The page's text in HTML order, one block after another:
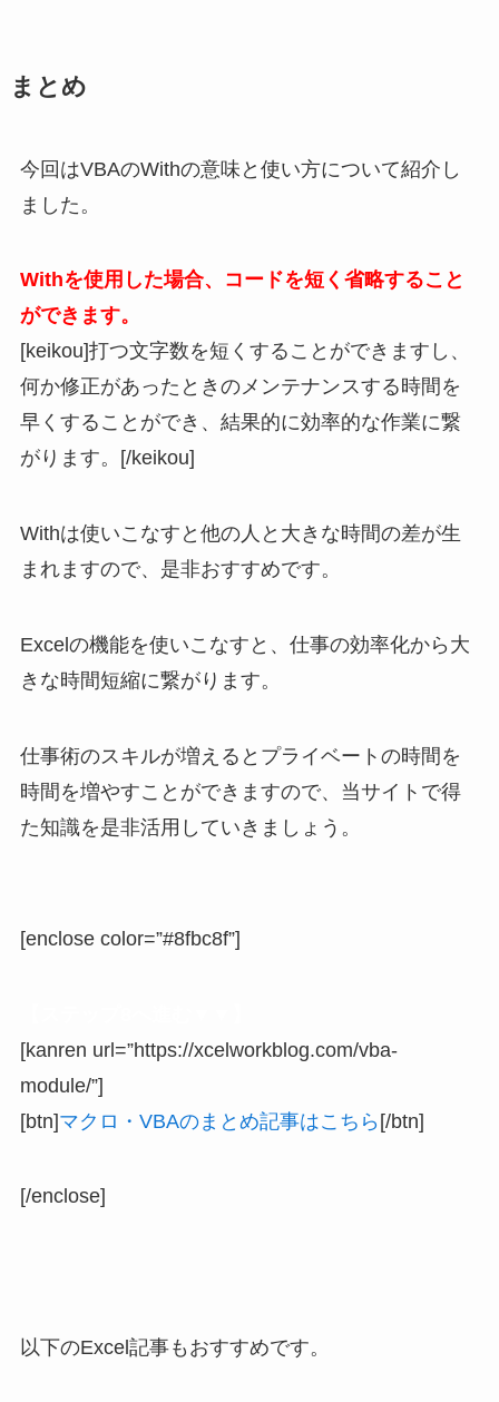
まとめ
今回はVBAのWithの意味と使い方について紹介し
ました。
Withを使用した場合、コードを短く省略すること
ができます。
[keikou]打つ文字数を短くすることができますし、
何か修正があったときのメンテナンスする時間を
早くすることができ、結果的に効率的な作業に繋
がります。[/keikou]
Withは使いこなすと他の人と大きな時間の差が生
まれますので、是非おすすめです。
Excelの機能を使いこなすと、仕事の効率化から大
きな時間短縮に繋がります。
仕事術のスキルが増えるとプライベートの時間を
時間を増やすことができますので、当サイトで得
た知識を是非活用していきましょう。
[enclose color=”#8fbc8f”]
[kanren url=”https://xcelworkblog.com/vba-
module/”]
[btn]マクロ・VBAのまとめ記事はこちら [/btn]
[/enclose]
以下のExcel記事もおすすめです。